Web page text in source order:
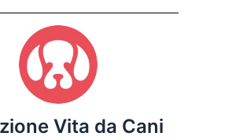
Vita da Cani